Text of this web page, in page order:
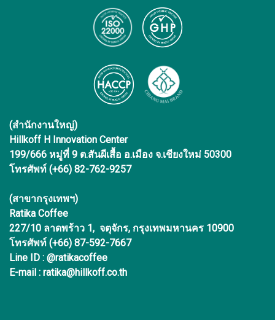
(สำนักงานใหญ่)
Hillkoff H Innovation Center
199/666 หมู่ที่ 9 ต.สันผีเสื้อ อ.เมือง จ.เชียงใหม่ 50300
โทรศัพท์ (+66) 82-762-9257
(สาขากรุงเทพฯ)
Ratika Coffee
227/10 ลาดพร้าว 1, จตุจักร, กรุงเทพมหานคร 10900
โทรศัพท์ (+66) 87-592-7667
Line ID : @ratikacoffee
E-mail : ratika@hillkoff.co.th